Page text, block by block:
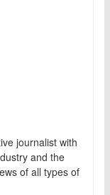
journalist with
and the
of all types of